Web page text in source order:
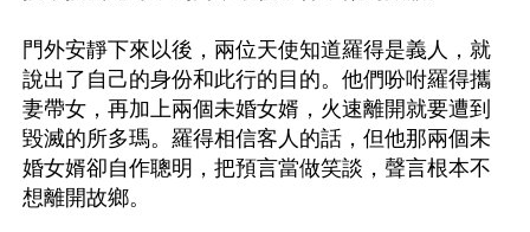
門外安靜下來以後，兩位天使知道羅得是義人，就
說出了自己的身份和此行的目的。他們吩咐羅得攜
妻帶女，再加上兩個未婚女婿，火速離開就要遭到
毀滅的所多瑪。羅得相信客人的話，但他那兩個未
婚女婿卻自作聰明，把預言當做笑談，聲言根本不
想離開故鄉。